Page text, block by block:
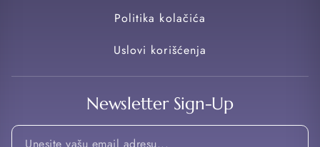
Politika kolačića
Uslovi korišćenja
Newsletter Sign-Up